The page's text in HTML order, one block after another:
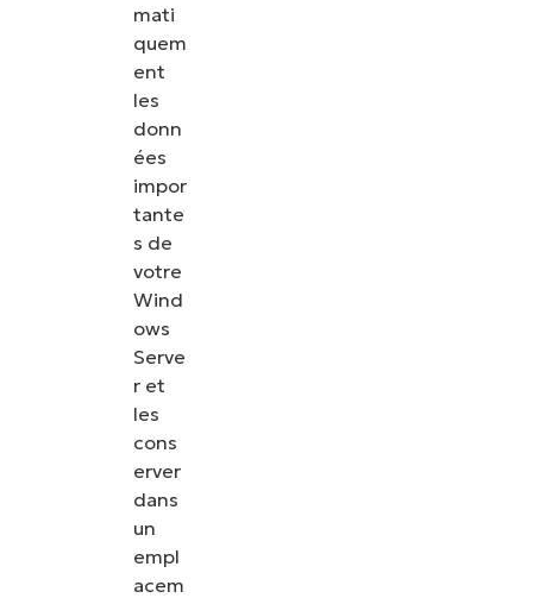
mati
quem
ent
les
donn
ées
impor
tante
s de
votre
Wind
ows
Serve
r et
les
cons
erver
dans
un
empl
acem